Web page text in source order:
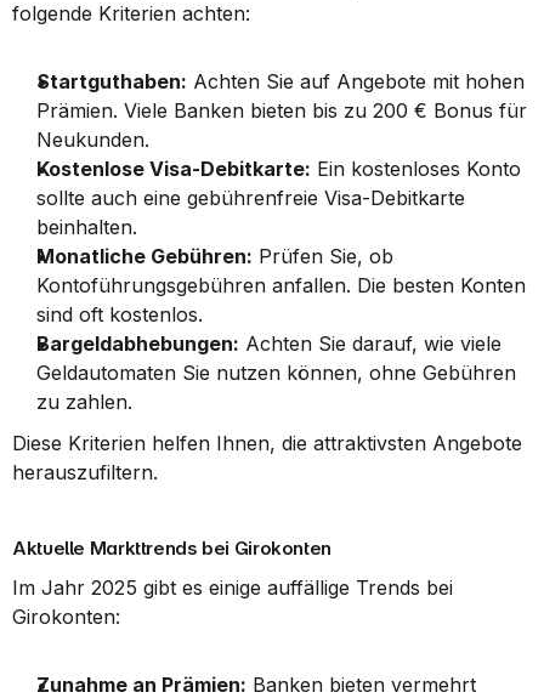
folgende Kriterien achten:
Startguthaben: Achten Sie auf Angebote mit hohen
Prämien. Viele Banken bieten bis zu 200 € Bonus für
Neukunden.
Kostenlose Visa-Debitkarte: Ein kostenloses Konto
sollte auch eine gebührenfreie Visa-Debitkarte
beinhalten.
Monatliche Gebühren: Prüfen Sie, ob
Kontoführungsgebühren anfallen. Die besten Konten
sind oft kostenlos.
Bargeldabhebungen: Achten Sie darauf, wie viele
Geldautomaten Sie nutzen können, ohne Gebühren
zu zahlen.
Diese Kriterien helfen Ihnen, die attraktivsten Angebote
herauszufiltern.
Aktuelle Markttrends bei Girokonten
Im Jahr 2025 gibt es einige auffällige Trends bei
Girokonten:
Zunahme an Prämien: Banken bieten vermehrt